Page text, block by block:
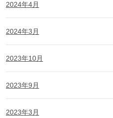
2024年4月
2024年3月
2023年10月
2023年9月
2023年3月